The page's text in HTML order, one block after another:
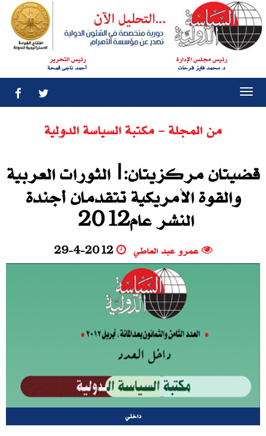
رئيس مجلس الإدارة
د. محمد فايز فرحات
رئيس التحرير
أحمد ناجى قمحة
من المجلة - مكتبة السياسة الدولية
قضيتان مركزيتان‮:‬|الثورات العربية
والقوة الأمريكية تتقدمان أجندة
النشر عام‮ ‬2012
عمرو عبد العاطي 29-4-2012
داخلي